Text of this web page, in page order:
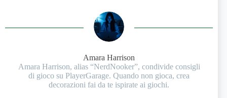
Amara Harrison
Amara Harrison, alias “NerdNooker”, condivide consigli
di gioco su PlayerGarage. Quando non gioca, crea
decorazioni fai da te ispirate ai giochi.